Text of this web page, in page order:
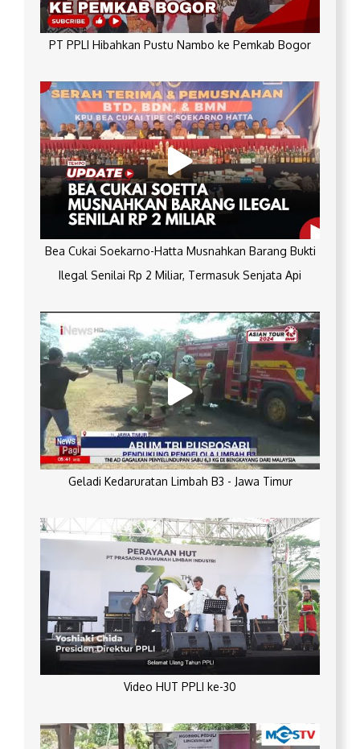
PT PPLI Hibahkan Pustu Nambo ke Pemkab Bogor
Bea Cukai Soekarno-Hatta Musnahkan Barang Bukti
Ilegal Senilai Rp 2 Miliar, Termasuk Senjata Api
Geladi Kedaruratan Limbah B3 - Jawa Timur
Video HUT PPLI ke-30